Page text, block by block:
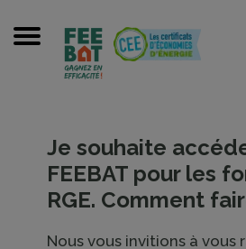
Menu
Je souhaite
FEEBAT pour les
RGE. Comment
Nous vous invitions à vous